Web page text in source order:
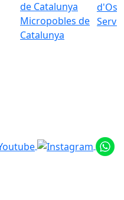
Micropobles de
Catalunya